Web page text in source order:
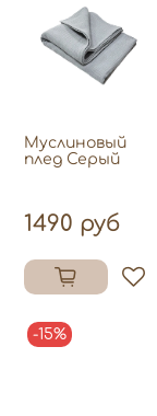
Муслиновый
плед Серый
1490 руб
-15%